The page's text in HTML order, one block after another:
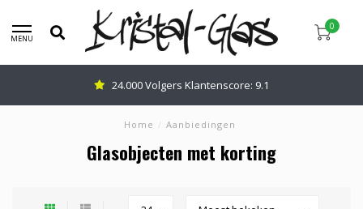
MENU
0
Advies nodig: Bel0345-637599
Home / Aanbiedingen
Glasobjecten met korting